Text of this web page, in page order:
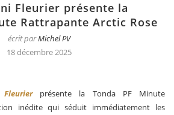
Fleurier présente la
Rattrapante Arctic Rose
écrit parMichel PV
18 décembre 2025
Fleurier présente la Tonda PF Minute
inédite qui séduit immédiatement les